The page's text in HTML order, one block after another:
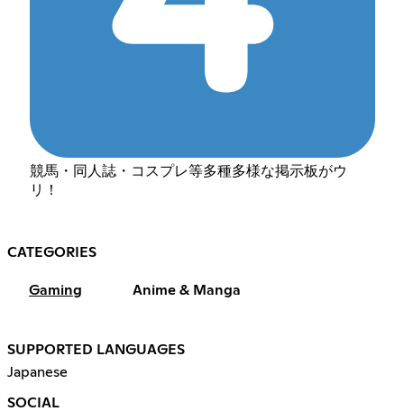
競馬・同人誌・コスプレ等多種多様な掲示板がウ
リ！
CATEGORIES
Gaming Anime & Manga
SUPPORTED LANGUAGES
Japanese
SOCIAL